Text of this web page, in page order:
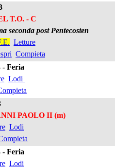
T.O. - C
seconda post Pentecosten
Letture
Compieta
- Feria
Lodi
PAOLO II (m)
Lodi
- Feria
Lodi